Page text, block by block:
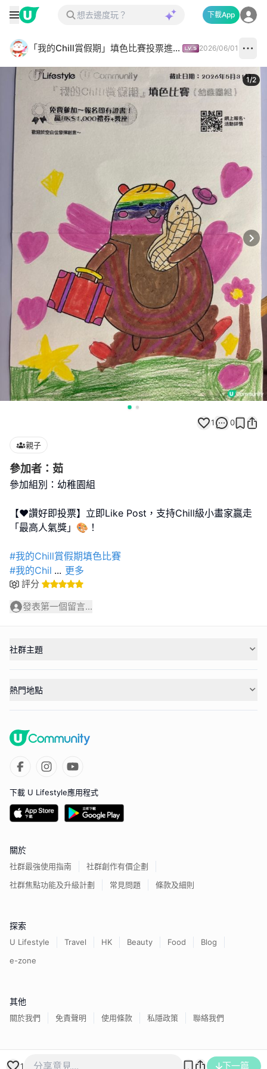
下載App
「我的Chill賞假期」填色比賽投票進行中✅ 2026/06/01
1/2
1 0
親子
參加者：茹
參加組別：幼稚園組
【❤️讚好即投票】立即Like Post，支持Chill級小畫家贏走
「最高人氣獎」🎨！
#我的Chill賞假期填色比賽
#我的Chil ... 更多
評分
發表第一個留言...
1 下一篇
社群主題
熱門地點
下載 U Lifestyle應用程式
關於
社群最強使用指南
社群創作有價企劃
社群焦點功能及升級計劃
常見問題 條款及細則
探索
U Lifestyle Travel HK Beauty Food
Blog
e-zone
其他
關於我們 免責聲明 使用條款 私隱政策 聯絡我們
香港經濟日報版權所有©